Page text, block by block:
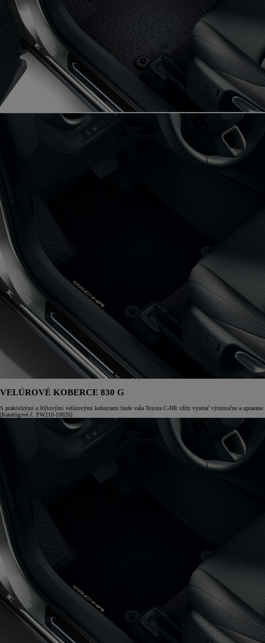
VELÚROVÉ KOBERCE 830 G
S praktickými a štýlovými velúrovými kobercami bude vaša Toyota C-HR vždy vyzerať výnimočne a upratane.
[Katalógové č. PW210-10026]